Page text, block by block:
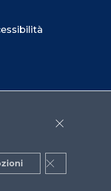
Close